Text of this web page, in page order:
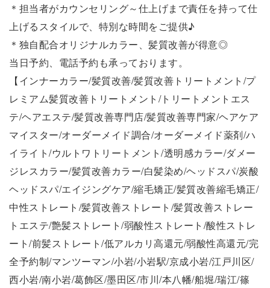
＊担当者がカウンセリング～仕上げまで責任を持って仕
上げるスタイルで、特別な時間をご提供♪
＊独自配合オリジナルカラー、髪質改善が得意◎
当日予約、電話予約も承っております。
【インナーカラー/髪質改善/髪質改善トリートメント/プ
レミアム髪質改善トリートメント/トリートメントエス
テ/ヘアエステ/髪質改善専門店/髪質改善専門家/ヘアケア
マイスター/オーダーメイド調合/オーダーメイド薬剤/ハ
イライト/ウルトワトリートメント/透明感カラー/ダメー
ジレスカラー/髪質改善カラー/白髪染め/ヘッドスパ/炭酸
ヘッドスパ/エイジングケア/縮毛矯正/髪質改善縮毛矯正/
中性ストレート/髪質改善ストレート/髪質改善ストレー
トエステ/艶髪ストレート/弱酸性ストレート/酸性ストレ
ート/前髪ストレート/低アルカリ高還元/弱酸性高還元/完
全予約制/マンツーマン/小岩/小岩駅/京成小岩/江戸川区/
西小岩/南小岩/葛飾区/墨田区/市川/本八幡/船堀/瑞江/篠